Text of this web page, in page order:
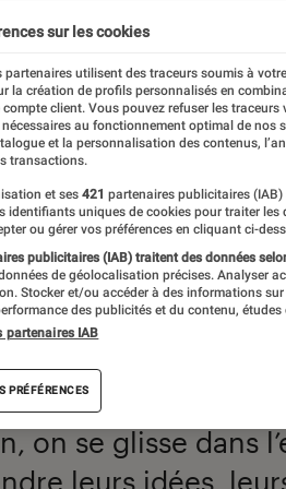
Fnac
entièrement
entre au coeur du
on se glisse dans
leurs idées,
sur les cookies
partenaires utilisent des traceurs soumis à
la création de profils personnalisés en
compte client. Vous pouvez refuser les
au fonctionnement optimal de nos
et la personnalisation des contenus,
transactions.
et ses 421 partenaires publicitaires
identifiants uniques de cookies pour traiter
ou gérer vos préférences en cliquant ci-
publicitaires (IAB) traitent des données
de géolocalisation précises. Analyser
Stocker et/ou accéder à des informations
des publicités et du contenu, études
partenaires IAB
PRÉFÉRENCES